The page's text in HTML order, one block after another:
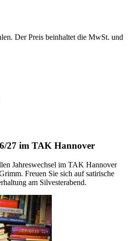
Der Preis beinhaltet die MwSt. und
27 im TAK Hannover
Jahreswechsel im TAK Hannover
Freuen Sie sich auf satirische
am Silvesterabend.